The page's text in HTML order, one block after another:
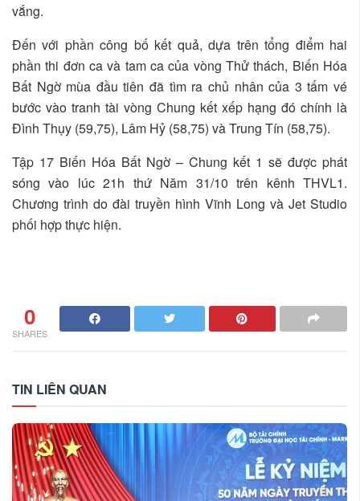
vắng.
Đến với phần công bố kết quả, dựa trên tổng điểm hai
phần thi đơn ca và tam ca của vòng Thử thách, Biến Hóa
Bất Ngờ mùa đầu tiên đã tìm ra chủ nhân của 3 tấm vé
bước vào tranh tài vòng Chung kết xếp hạng đó chính là
Đình Thụy (59,75), Lâm Hỷ (58,75) và Trung Tín (58,75).
Tập 17 Biến Hóa Bất Ngờ – Chung kết 1 sẽ được phát
sóng vào lúc 21h thứ Năm 31/10 trên kênh THVL1.
Chương trình do đài truyền hình Vĩnh Long và Jet Studio
phối hợp thực hiện.
0
SHARES
TIN LIÊN QUAN